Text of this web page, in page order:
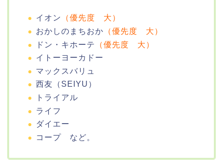
イオン
（優先度 大）
おかしのまちおか （優先度 大）
ドン・キホーテ
（優先度 大）
イトーヨーカドー
マックスバリュ
西友（SEIYU）
トライアル
ライフ
ダイエー
コープ など。